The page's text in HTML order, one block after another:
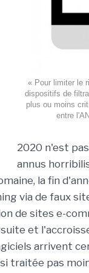
« Pour limiter le
dispositifs de
plus ou moins
entre
2020 n'est
annus
la fin
via de faux
de sites e-
et
arrivent
traitée pas